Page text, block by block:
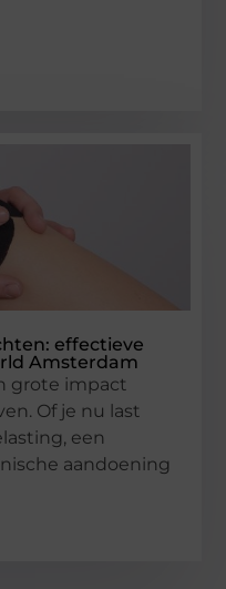
effectieve
Amsterdam
grote impact
Of je nu last
een
aandoening